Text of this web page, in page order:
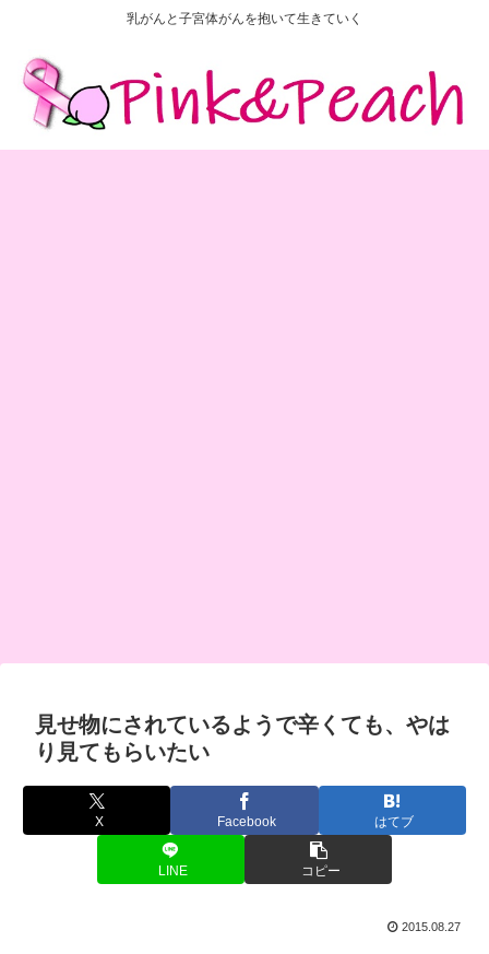
乳がんと子宮体がんを抱いて生きていく
見せ物にされているようで辛くても、やは
り見てもらいたい
X Facebook はてブ
LINE コピー
2015.08.27